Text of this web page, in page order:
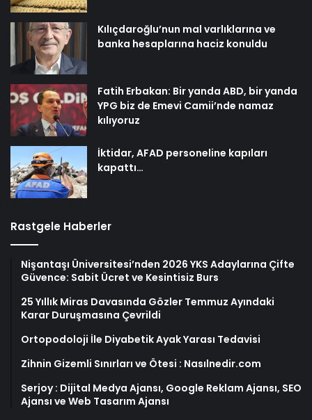
Kılıçdaroğlu’nun mal varlıklarına ve
banka hesaplarına haciz konuldu
Fatih Erbakan: Bir yanda ABD, bir yanda
YPG biz de Emevi Camii’nde namaz
kılıyoruz
İktidar, AFAD personeline kapıları
kapattı…
Rastgele Haberler
Nişantaşı Üniversitesi’nden 2026 YKS Adaylarına Çifte
Güvence: Sabit Ücret ve Kesintisiz Burs
25 Yıllık Miras Davasında Gözler Temmuz Ayındaki
Karar Duruşmasına Çevrildi
Ortopodoloji İle Diyabetik Ayak Yarası Tedavisi
Zihnin Gizemli Sınırları ve Ötesi : Nasılnedir.com
Serjoy : Dijital Medya Ajansı, Google Reklam Ajansı, SEO
Ajansı ve Web Tasarım Ajansı